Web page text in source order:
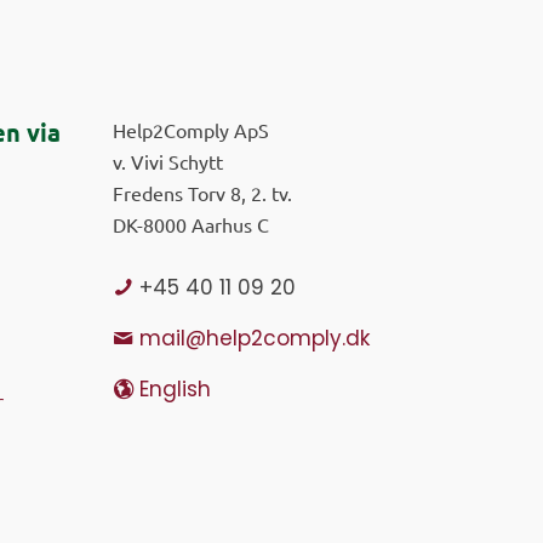
via
Help2Comply ApS
v. Vivi Schytt
Fredens Torv 8, 2. tv.
DK-8000 Aarhus C
+45 40 11 09 20
mail@help2comply.dk
English